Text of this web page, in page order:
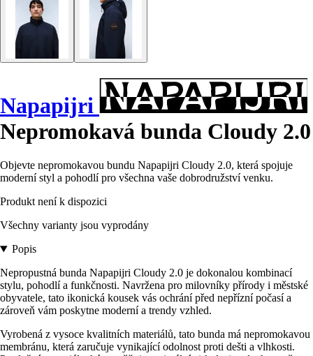
Napapijri
Nepromokavá bunda Cloudy 2.0
Objevte nepromokavou bundu Napapijri Cloudy 2.0, která spojuje
moderní styl a pohodlí pro všechna vaše dobrodružství venku.
Produkt není k dispozici
Všechny varianty jsou vyprodány
Popis
Nepropustná bunda Napapijri Cloudy 2.0 je dokonalou kombinací
stylu, pohodlí a funkčnosti. Navržena pro milovníky přírody i městské
obyvatele, tato ikonická kousek vás ochrání před nepřízní počasí a
zároveň vám poskytne moderní a trendy vzhled.
Vyrobená z vysoce kvalitních materiálů, tato bunda má nepromokavou
membránu, která zaručuje vynikající odolnost proti dešti a vlhkosti.